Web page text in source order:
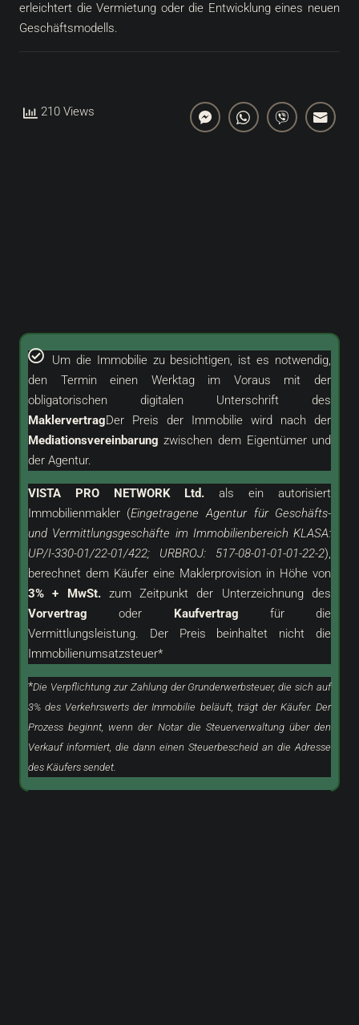
erleichtert die Vermietung oder die Entwicklung eines neuen
Geschäftsmodells.
210 Views
Um die Immobilie zu besichtigen, ist es notwendig,
den Termin einen Werktag im Voraus mit der
obligatorischen digitalen Unterschrift des
MaklervertragDer Preis der Immobilie wird nach der
Mediationsvereinbarung zwischen dem Eigentümer und
der Agentur.
VISTA PRO NETWORK Ltd. als einautorisiert
Immobilienmakler (Eingetragene Agentur für Geschäfts-
und Vermittlungsgeschäfte im Immobilienbereich KLASA:
UP/I-330-01/22-01/422; URBROJ: 517-08-01-01-01-22-2),
berechnet dem Käufer eine Maklerprovision in Höhe von
3% + MwSt.zum Zeitpunkt der Unterzeichnung des
Vorvertrag oder Kaufvertrag für die
Vermittlungsleistung. Der Preis beinhaltet nicht die
Immobilienumsatzsteuer*
*Die Verpflichtung zur Zahlung der Grunderwerbsteuer, die sich auf
3% des Verkehrswerts der Immobilie beläuft, trägt der Käufer. Der
Prozess beginnt, wenn der Notar die Steuerverwaltung über den
Verkauf informiert, die dann einen Steuerbescheid an die Adresse
des Käufers sendet.